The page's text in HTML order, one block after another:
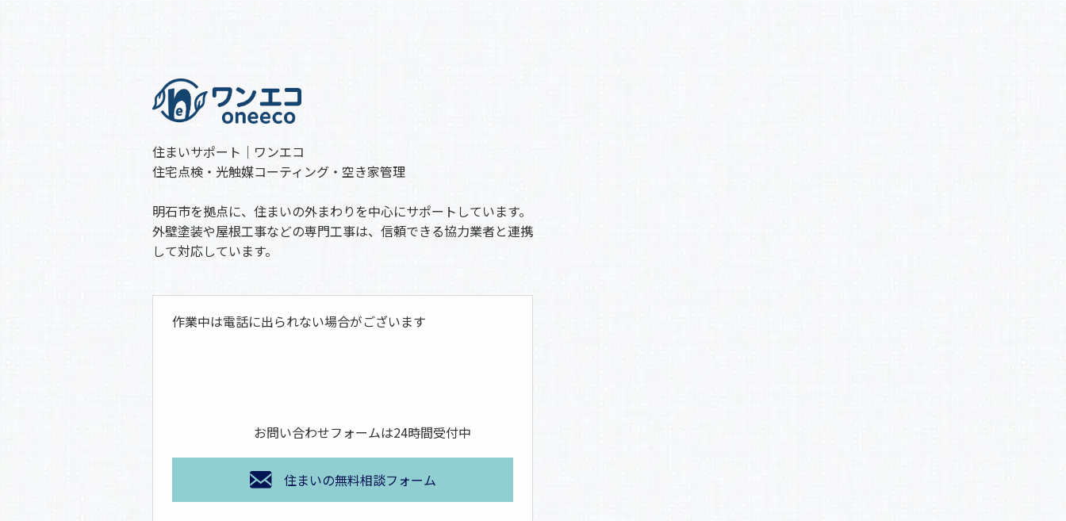
o
k
住まいサポート｜ワンエコ
住宅点検・光触媒コーティング・空き家管理
明石市を拠点に、住まいの外まわりを中心にサポートしています。
外壁塗装や屋根工事などの専門工事は、信頼できる協力業者と連携
して対応しています。
作業中は電話に出られない場合がございます
お問い合わせフォームは24時間受付中
住まいの無料相談フォーム